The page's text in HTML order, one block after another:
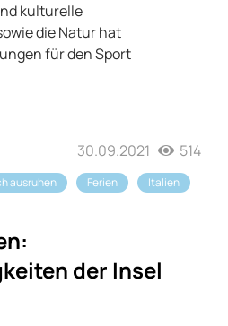
kulturelle
die Natur hat
für den Sport
30.09.2021 514
ausruhen Ferien
Italien
der Insel